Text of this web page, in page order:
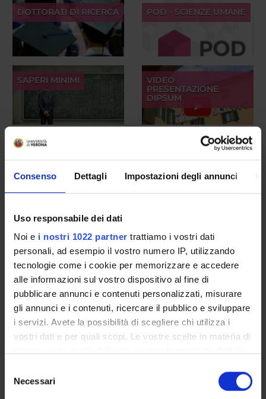
Consenso Dettagli Impostazioni degli annunci
Uso responsabile dei dati
Noi e i nostri 1022 partner trattiamo i vostri dati
personali, ad esempio il vostro numero IP, utilizzando
tecnologie come i cookie per memorizzare e accedere
alle informazioni sul vostro dispositivo al fine di
pubblicare annunci e contenuti personalizzati, misurare
gli annunci e i contenuti, ricercare il pubblico e sviluppare
i servizi. Avete la possibilità di scegliere chi utilizza i
vostri dati e per quali scopi. Le vostre scelte in materia di
modificare o revocare il proprio consenso in qualsiasi
momento dalla Dichiarazione sui cookie o facendo clic
delNecessari
DOTTORATI DI RICERCA POD - SCIENZE UMANE
SAPERI MINIMI
VIDEO
PRESENTAZIONE
DIPSUM
MOBILITÀ
INTERNAZIONALE
VIDEOTECA "PIETRO
ROVEDA"
VIDEO EVENTI TERZA
MISSIONE
Open Day, incontro informativo Master Supervisione